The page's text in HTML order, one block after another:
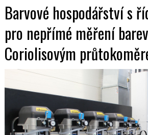
Barvové hospodářství s
pro nepřímé měření
Coriolisovým